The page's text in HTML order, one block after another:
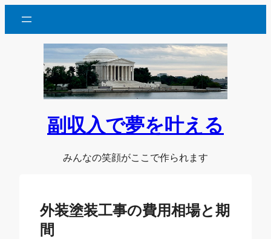
を
副収入で夢を叶える
みんなの笑顔がここで作られます
外装塗装工事の費用相場と期
間